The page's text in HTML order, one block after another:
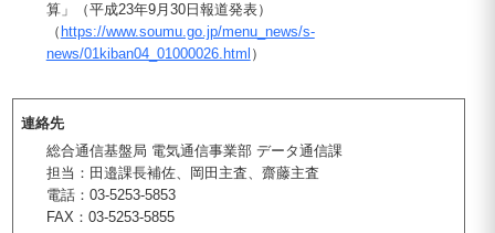
算」（平成23年9月30日報道発表）
（ https://www.soumu.go.jp/menu_news/s-
news/01kiban04_01000026.html ）
連絡先
総合通信基盤局 電気通信事業部 データ通信課
担当：田邉課長補佐、岡田主査、齋藤主査
電話：03-5253-5853
FAX：03-5253-5855